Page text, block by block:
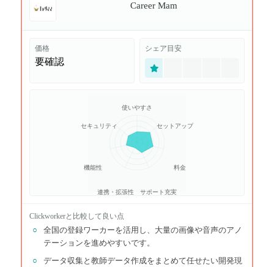
Career Mam
価格
要確認
シェア目安
使いやすさ
セットアップ
料金
サポート充実
連携・拡張性
機能性
セキュリティ
Clickworkerと比較して良い点
○
全国の登録ワーカーを活用し、大量の画像や音声のアノ
テーションを進めやすいです。
○
データ収集と教師データ作成をまとめて任せたい開発現